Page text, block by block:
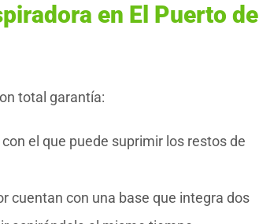
en El Puerto de
total garantía:
el que puede suprimir los restos de
cuentan con una base que integra dos